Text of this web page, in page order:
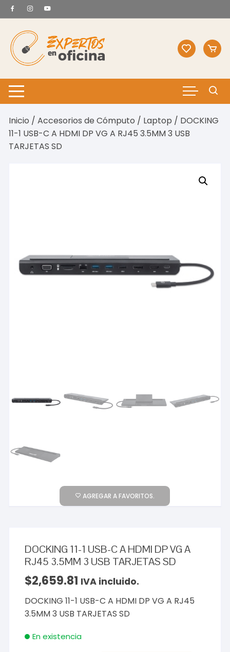
Saltar
al
contenido
Inicio /Accesorios de Cómputo / Laptop / DOCKING
11-1 USB-C A HDMI DP VG A RJ45 3.5MM 3 USB
TARJETAS SD
AGREGAR A FAVORITOS.
DOCKING 11-1 USB-C A HDMI DP VG A
RJ45 3.5MM 3 USB TARJETAS SD
$2,659.81 IVA incluido.
DOCKING 11-1 USB-C A HDMI DP VG A RJ45
3.5MM 3 USB TARJETAS SD
En existencia